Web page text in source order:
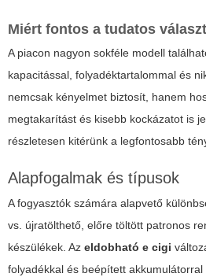
Miért fontos a tudatos
A piacon nagyon sokféle modell
kapacitással, folyadéktartalommal és
nemcsak kényelmet biztosít, hanem
megtakarítást és kisebb kockázatot is
részletesen kitérünk a legfontosabb
Alapfogalmak és típusok
A fogyasztók számára alapvető
vs. újratölthető, előre töltött patronos
készülékek. Az eldobható e cigi
folyadékkal és beépített